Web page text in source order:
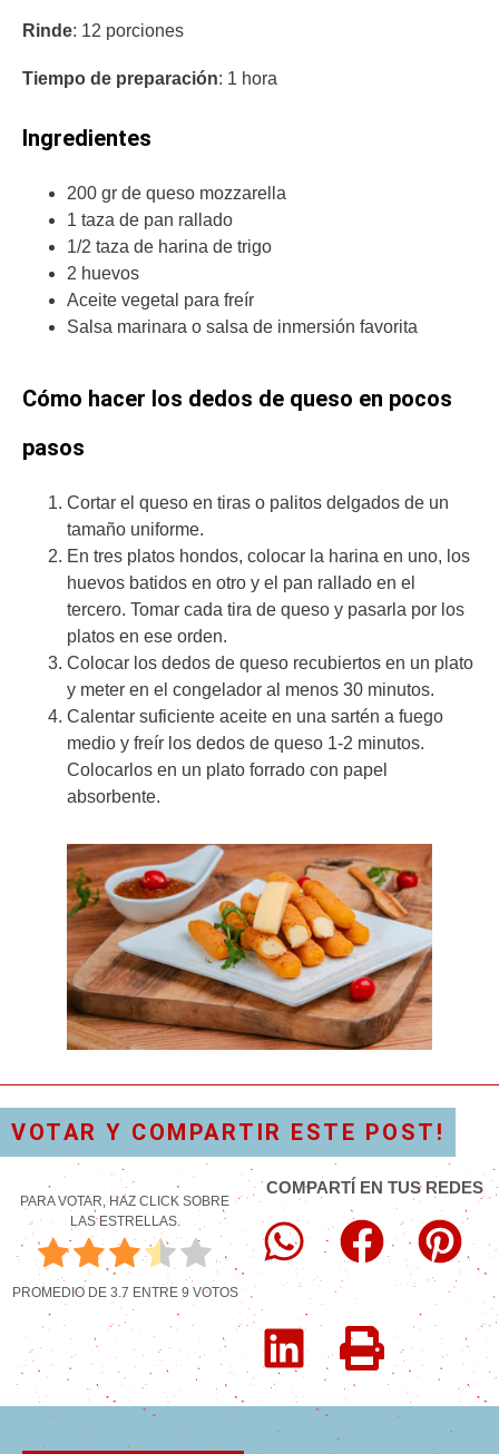
Rinde: 12 porciones
Tiempo de preparación: 1 hora
Ingredientes
200 gr de queso mozzarella
1 taza de pan rallado
1/2 taza de harina de trigo
2 huevos
Aceite vegetal para freír
Salsa marinara o salsa de inmersión favorita
Cómo hacer los dedos de queso en pocos
pasos
Cortar el queso en tiras o palitos delgados de un
tamaño uniforme.
En tres platos hondos, colocar la harina en uno, los
huevos batidos en otro y el pan rallado en el
tercero. Tomar cada tira de queso y pasarla por los
platos en ese orden.
Colocar los dedos de queso recubiertos en un plato
y meter en el congelador al menos 30 minutos.
Calentar suficiente aceite en una sartén a fuego
medio y freír los dedos de queso 1-2 minutos.
Colocarlos en un plato forrado con papel
absorbente.
VOTAR Y COMPARTIR ESTE POST!
PARA VOTAR, HAZ CLICK SOBRE
LAS ESTRELLAS.
PROMEDIO DE 3.7 ENTRE 9 VOTOS
COMPARTÍ EN TUS REDES